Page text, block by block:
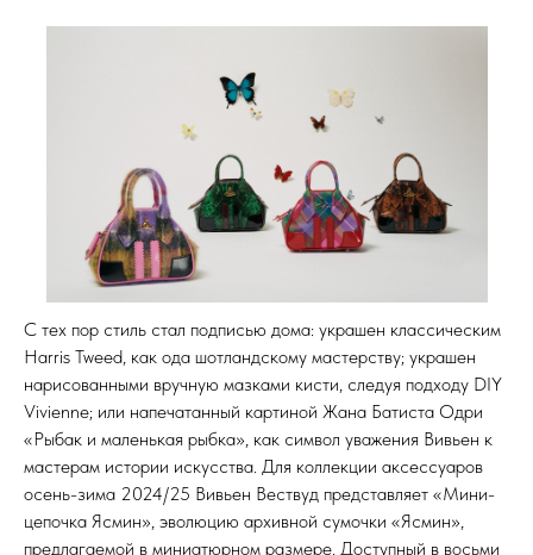
С тех пор стиль стал подписью дома: украшен классическим
Harris Tweed, как ода шотландскому мастерству; украшен
нарисованными вручную мазками кисти, следуя подходу DIY
Vivienne; или напечатанный картиной Жана Батиста Одри
«Рыбак и маленькая рыбка», как символ уважения Вивьен к
мастерам истории искусства. Для коллекции аксессуаров
осень-зима 2024/25 Вивьен Вествуд представляет «Мини-
цепочка Ясмин», эволюцию архивной сумочки «Ясмин»,
предлагаемой в миниатюрном размере. Доступный в восьми